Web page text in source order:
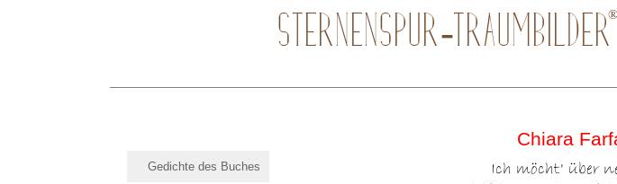
STERNENSPUR-TRAUMBILDER®
Chiara
Ich möcht' über
Gedichte des Buches